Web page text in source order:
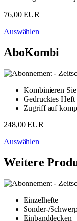
76,00 EUR
Auswählen
AboKombi
Kombinieren
Gedrucktes Heft
Zugriff auf
248,00 EUR
Auswählen
Weitere
Einzelhefte
Sonder-/
Einbanddecken